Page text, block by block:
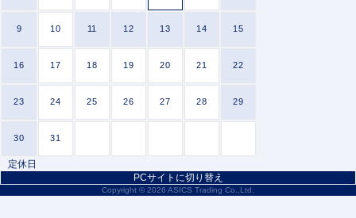
9 10 11 12 13 14 15
16 17 18 19 20 21 22
23 24 25 26 27 28 29
30 31
定休日
PCサイトに切り替え
Copyright © 2026 ASICS Trading Co.,Ltd.